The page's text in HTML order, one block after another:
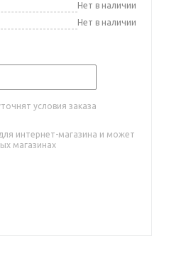
Нет в наличии
Нет в наличии
условия заказа
интернет-магазина и может
магазинах